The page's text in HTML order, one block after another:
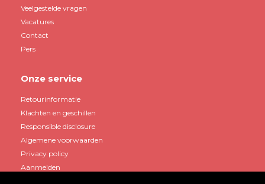
Veelgestelde vragen
Vacatures
Contact
Pers
Onze service
Retourinformatie
Klachten en geschillen
Responsible disclosure
Algemene voorwaarden
Privacy policy
Aanmelden